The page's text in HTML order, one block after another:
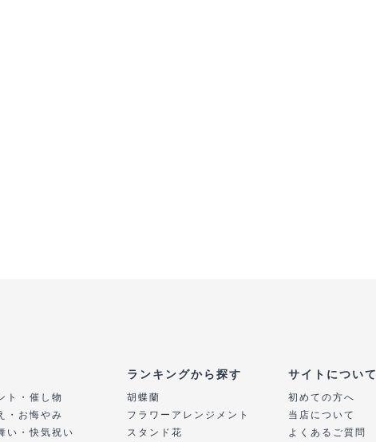
ト・催し物
・お悔やみ
い・快気祝い
ランキングから探す
胡蝶蘭
フラワーアレンジメント
スタンド花
サイトについて
初めての方へ
当店について
よくあるご質問